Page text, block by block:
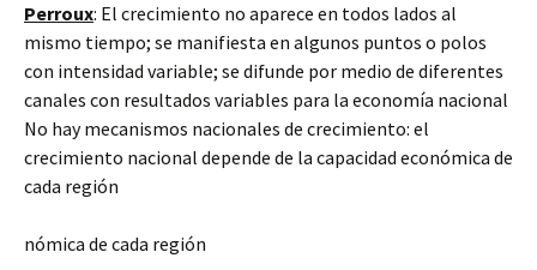
Perroux: El crecimiento no aparece en todos lados al
mismo tiempo; se manifiesta en algunos puntos o polos
con intensidad variable; se difunde por medio de diferentes
canales con resultados variables para la economía nacional
No hay mecanismos nacionales de crecimiento: el
crecimiento nacional depende de la capacidad económica de
cada región
nómica de cada región